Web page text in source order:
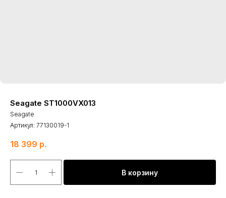
Seagate ST1000VX013
Seagate
Артикул: 77130019-1
18 399 р.
В корзину